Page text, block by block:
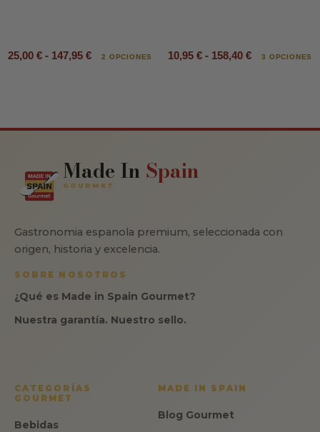
25,00 € - 147,95 € 2 OPCIONES 10,95 € - 158,40 € 3 OPCIONES
Made In Spain
GOURMET
Gastronomia espanola premium, seleccionada con
origen, historia y excelencia.
SOBRE NOSOTROS
¿Qué es Made in Spain Gourmet?
Nuestra garantía. Nuestro sello.
CATEGORÍAS
GOURMET
Bebidas
MADE IN SPAIN
Blog Gourmet